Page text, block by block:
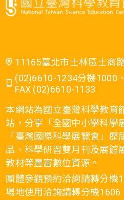
11165臺北市士林區士商
(02)6610-1234分機1000
FAX (02)6610-1133
本網站為國立臺灣科學教育
站，分享「全國中小學科學
「臺灣國際科學展覽會」歷
品、科學研習雙月刊及展館
教材等豐富數位資源。
團體參觀預約洽詢請轉分機
場地使用洽詢請轉分機1606